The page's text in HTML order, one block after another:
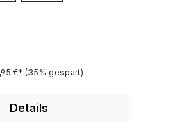
€* (35% gespart)
Details